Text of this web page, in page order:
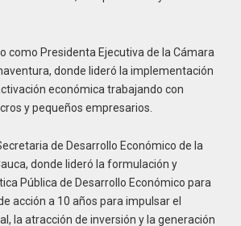
como Presidenta Ejecutiva de la Cámara
donde lideró la implementación
económica trabajando con
y pequeños empresarios.
de Desarrollo Económico de la
donde lideró la formulación y
Pública de Desarrollo Económico para
acción a 10 años para impulsar el
la atracción de inversión y la generación